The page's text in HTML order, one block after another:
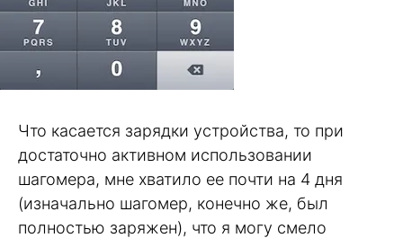
Что касается зарядки устройства, то при
достаточно активном использовании
шагомера, мне хватило ее почти на 4 дня
(изначально шагомер, конечно же, был
полностью заряжен), что я могу смело